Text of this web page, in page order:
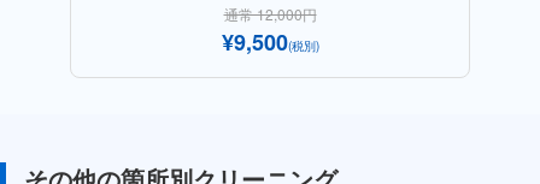
通常 12,000円
¥9,500(税別)